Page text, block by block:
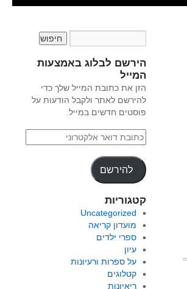
הירשם לבלוג באמצעות
המייל
הזן את כתובת המייל שלך כדי
להירשם לאתר ולקבל הודעות על
פוסטים חדשים במייל.
להירשם
קטגוריות
Uncategorized
מועדון קריאה
ספרי ילדים
עיון
על ספרות ורעיונות
קטלוגים
ריאיונות